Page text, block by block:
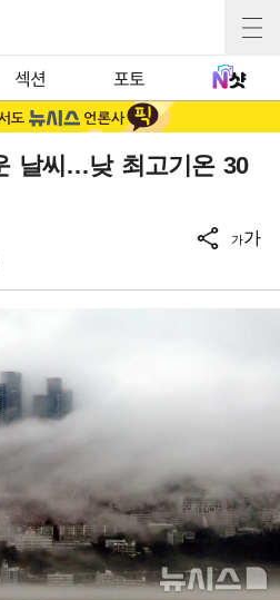
섹션 포토
날씨…낮 최고기온 30
가가